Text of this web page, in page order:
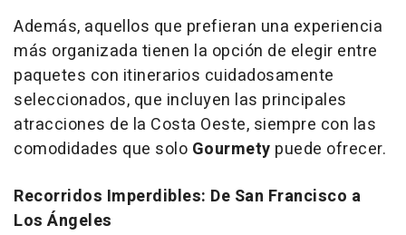
Además, aquellos que prefieran una experiencia
más organizada tienen la opción de elegir entre
paquetes con itinerarios cuidadosamente
seleccionados, que incluyen las principales
atracciones de la Costa Oeste, siempre con las
comodidades que solo Gourmety puede ofrecer.
Recorridos Imperdibles: De San Francisco a
Los Ángeles